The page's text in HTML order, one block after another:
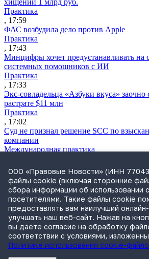
хищении 1 млрд руб.
Практика
, 17:59
ФАС возбудила дело против Apple
Практика
, 17:43
Минцифры хочет предустанавливать на
системных помощников с ИИ
Практика
, 17:33
Экс-совладельца «Азбуки вкуса» заочно
растрате $11 млн
Практика
, 17:02
Суд не признал решение SCC по
компании
Международная практика
Дроны могут начать применять для
ПДД
Практика
, 15:41
Бывшего сенатора Сабадаша
о хищении
Практика
, 15:29
ООО «Правовые Новости» (ИНН
файлы cookie (включая сторонние
сбора информации об использовании
посетителями. Такие файлы cookie
предоставлять вам наилучший
улучшать наш веб-сайт. Нажав на
вы даете согласие на обработку
соответствии с условиями,
Политике использования cookie-